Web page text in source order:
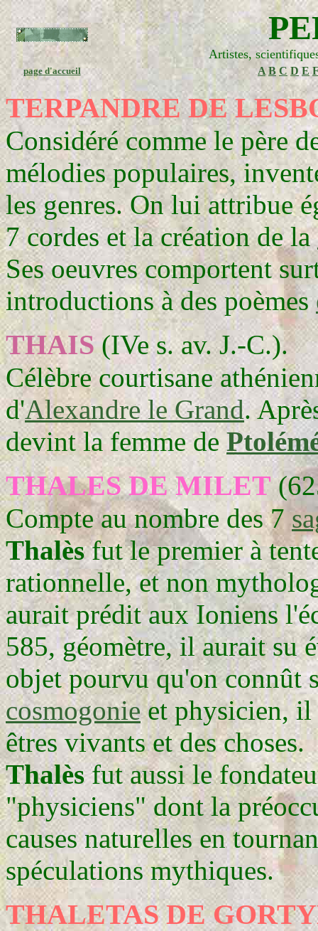
Artistes,
page d'accueil A B C D E F
TERPANDRE DE
Considéré comme le père
mélodies populaires,
les genres. On lui attribue
7 cordes et la création de la
Ses oeuvres comportent
introductions à des poèmes
THAIS (IVe s. av. J.-C.).
Célèbre courtisane
d'Alexandre le Grand.
devint la femme de
THALES DE MILET
Compte au nombre des 7
Thalèsfut le premier à
rationnelle, et non
aurait prédit aux Ioniens
585, géomètre, il aurait su
objet pourvu qu'on connût
cosmogonieet physicien, il
êtres vivants et des choses.
Thalèsfut aussi le
"physiciens" dont la
causes naturelles en
spéculations mythiques.
THALETAS DE